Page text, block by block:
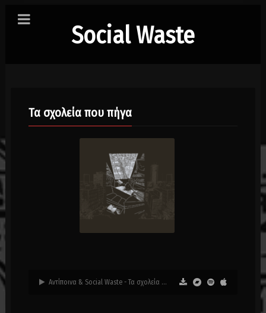
Social Waste
Τα σχολεία που πήγα
Αντίποινα & Social Waste - Τα σχολεία που πήγα (ft Μαρία Κώτη, DJ Magnum)